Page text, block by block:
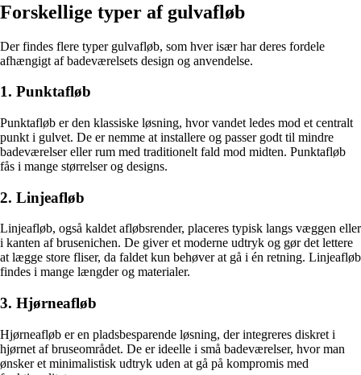
Forskellige typer af gulvafløb
Der findes flere typer gulvafløb, som hver især har deres fordele
afhængigt af badeværelsets design og anvendelse.
1. Punktafløb
Punktafløb er den klassiske løsning, hvor vandet ledes mod et centralt
punkt i gulvet. De er nemme at installere og passer godt til mindre
badeværelser eller rum med traditionelt fald mod midten. Punktafløb
fås i mange størrelser og designs.
2. Linjeafløb
Linjeafløb, også kaldet afløbsrender, placeres typisk langs væggen eller
i kanten af brusenichen. De giver et moderne udtryk og gør det lettere
at lægge store fliser, da faldet kun behøver at gå i én retning. Linjeafløb
findes i mange længder og materialer.
3. Hjørneafløb
Hjørneafløb er en pladsbesparende løsning, der integreres diskret i
hjørnet af bruseområdet. De er ideelle i små badeværelser, hvor man
ønsker et minimalistisk udtryk uden at gå på kompromis med